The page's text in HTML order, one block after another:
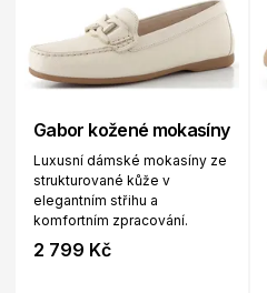
Gabor kožené mokasíny
Luxusní dámské mokasíny ze
strukturované kůže v
elegantním střihu a
komfortním zpracování.
2 799 Kč